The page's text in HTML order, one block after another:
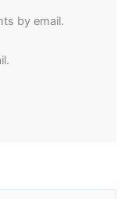
by email.